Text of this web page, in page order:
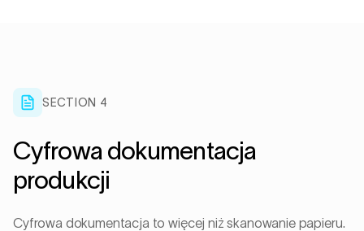
SECTION 4
Cyfrowa dokumentacja
produkcji
Cyfrowa dokumentacja to więcej niż skanowanie papieru.